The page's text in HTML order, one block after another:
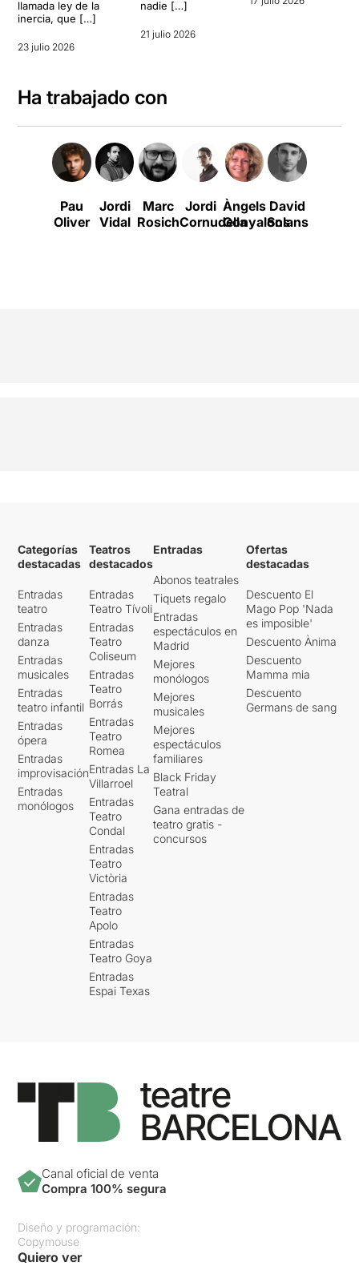
llamada ley de la
inercia, que […]
23 julio 2026
nadie […]
21 julio 2026
Ha trabajado con
Pau
Oliver
Jordi
Vidal
Marc
Rosich
Jordi
Cornudella
Àngels
Gonyalons
David
Solans
Categorías
destacadas
Entradas
teatro
Entradas
danza
Entradas
musicales
Entradas
teatro infantil
Entradas
ópera
Entradas
improvisación
Entradas
monólogos
Teatros
destacados
Entradas
Teatro Tívoli
Entradas
Teatro
Coliseum
Entradas
Teatro
Borrás
Entradas
Teatro
Romea
Entradas La
Villarroel
Entradas
Teatro
Condal
Entradas
Teatro
Victòria
Entradas
Teatro
Apolo
Entradas
Teatro Goya
Entradas
Espai Texas
Entradas
Abonos teatrales
Tiquets regalo
Entradas
espectáculos en
Madrid
Mejores
monólogos
Mejores
musicales
Mejores
espectáculos
familiares
Black Friday
Teatral
Gana entradas de
teatro gratis -
concursos
Ofertas
destacadas
Descuento El
Mago Pop 'Nada
es imposible'
Descuento Ànima
Descuento
Mamma mia
Descuento
Germans de sang
Canal oficial de venta
Compra 100% segura
Diseño y programación:
Copymouse
Quiero ver